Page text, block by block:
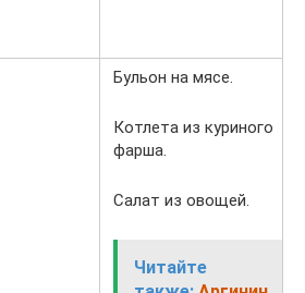
Бульон на мясе.
Котлета из куриного
фарша.
Салат из овощей.
Читайте